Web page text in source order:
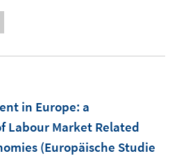
in Europe: a
Labour Market Related
(Europäische Studie